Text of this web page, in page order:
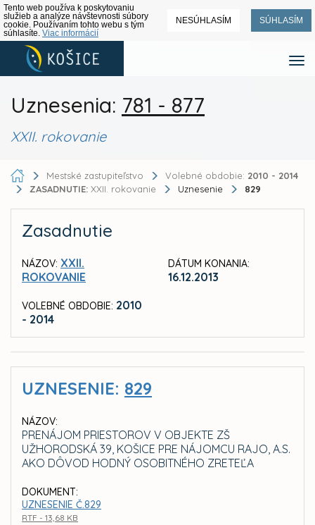
Tento web používa k poskytovaniu
služieb a analýze návštevnosti súbory
cookie. Používaním tohto webu s tým
súhlasíte. Viac informácií
NESÚHLASÍM SÚHLASÍM
Uznesenia: 781 - 877
XXII. rokovanie
Mestské zastupiteľstvo Volebné obdobie: 2010 - 2014
ZASADNUTIE: XXII. rokovanie Uznesenie 829
Zasadnutie
NÁZOV: XXII.
ROKOVANIE
VOLEBNÉ OBDOBIE: 2010
- 2014
DÁTUM KONANIA:
16.12.2013
UZNESENIE: 829
NÁZOV:
PRENÁJOM PRIESTOROV V OBJEKTE ZŠ
UŽHORODSKÁ 39, KOŠICE PRE NÁJOMCU RAJO, A.S.
AKO DÔVOD HODNÝ OSOBITNÉHO ZRETEĽA
DOKUMENT:
UZNESENIE Č.829
RTF - 13,68 KB